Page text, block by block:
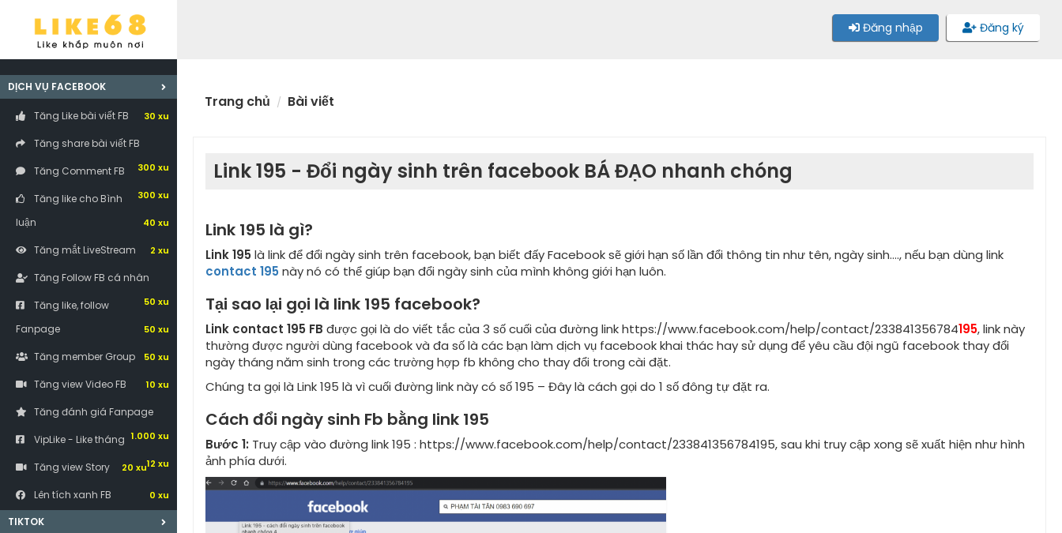
Đăng ký
Đăng nhập
DỊCH VỤ FACEBOOK
Tăng Like bài viết FB 30 xu
Tăng share bài viết FB
300 xu
Tăng Comment FB
300 xu
Tăng like cho Bình
luận
40 xu
Tăng mắt LiveStream 2 xu
Tăng Follow FB cá nhân
50 xu
Tăng like, follow
Fanpage
50 xu
Tăng member Group 50 xu
Tăng view Video FB 10 xu
Tăng đánh giá Fanpage
1.000 xu
VipLike - Like tháng
12 xu
Tăng view Story 20 xu
Lên tích xanh FB 0 xu
TIKTOK
Trang chủ Bài viết
Link 195 - Đổi ngày sinh trên facebook BÁ ĐẠO nhanh chóng
Link 195 là gì?
Link 195 là link để đổi ngày sinh trên facebook, bạn biết đấy Facebook sẽ giới hạn số lần đổi thông tin như tên, ngày sinh...., nếu bạn dùng link
contact 195 này nó có thể giúp bạn đổi ngày sinh của mình không giới hạn luôn.
Tại sao lại gọi là link 195 facebook?
Link contact 195 FB được gọi là do viết tắc của 3 số cuối của đường link https://www.facebook.com/help/contact/233841356784195, link này
thường được người dùng facebook và đa số là các bạn làm dịch vụ facebook khai thác hay sử dụng để yêu cầu đội ngũ facebook thay đổi
ngày tháng năm sinh trong các trường hợp fb không cho thay đổi trong cài đặt.
Chúng ta gọi là Link 195 là vì cuối đường link này có số 195 – Đây là cách gọi do 1 số đông tự đặt ra.
Cách đổi ngày sinh Fb bằng link 195
Bước 1: Truy cập vào đường link 195 : https://www.facebook.com/help/contact/233841356784195, sau khi truy cập xong sẽ xuất hiện như hình
ảnh phía dưới.